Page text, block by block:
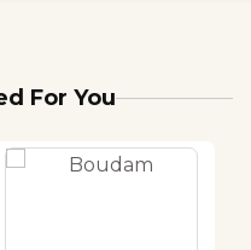
For You